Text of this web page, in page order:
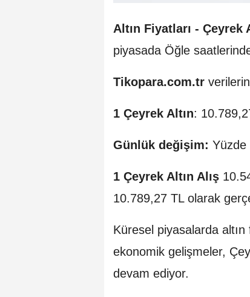
Altın Fiyatları - Çeyrek
piyasada Öğle
Tikopara.com.tr
1 Çeyrek Altın:
Günlük değişim: Yüzde
1 Çeyrek Altın Alış
10.789,27 TL olarak
Küresel piyasalarda
ekonomik gelişmeler,
devam ediyor.